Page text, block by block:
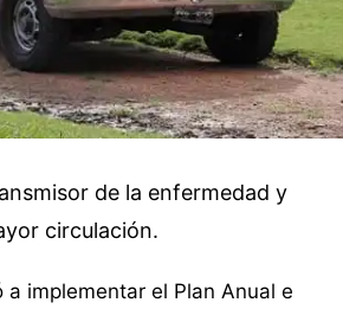
de la enfermedad y
circulación.
implementar el Plan Anual e